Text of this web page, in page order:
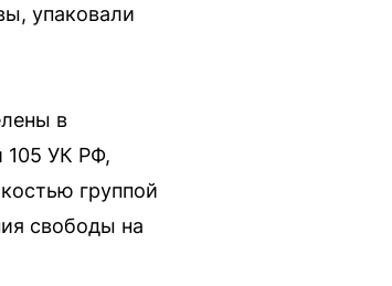
упаковали
в
105 УК РФ,
группой
свободы на